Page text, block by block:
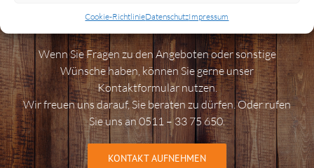
Cookie-RichtlinieDatenschutzImpressum
Haben Sie Fragen?
Wenn Sie Fragen zu den Angeboten oder sonstige
Wünsche haben, können Sie gerne unser
Kontaktformular nutzen.
Wir freuen uns darauf, Sie beraten zu dürfen. Oder rufen
Sie uns an 0511 – 33 75 650.
KONTAKT AUFNEHMEN